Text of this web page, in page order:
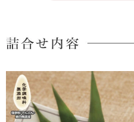
5,001円以上